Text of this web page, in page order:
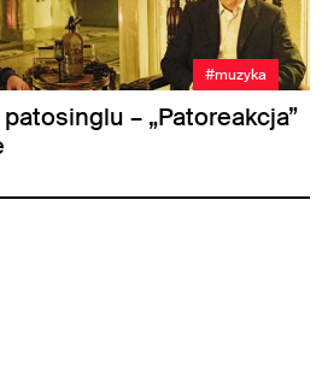
#muzyka
– „Patoreakcja”